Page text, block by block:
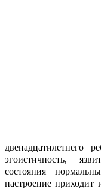
двенадцатилетнего
эгоистичность,
состояния
настроение приходит